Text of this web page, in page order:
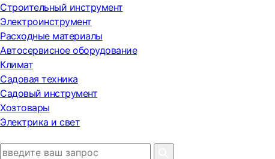
Строительный инструмент
Электроинструмент
Расходные материалы
Автосервисное оборудование
Климат
Садовая техника
Садовый инструмент
Хозтовары
Электрика и свет